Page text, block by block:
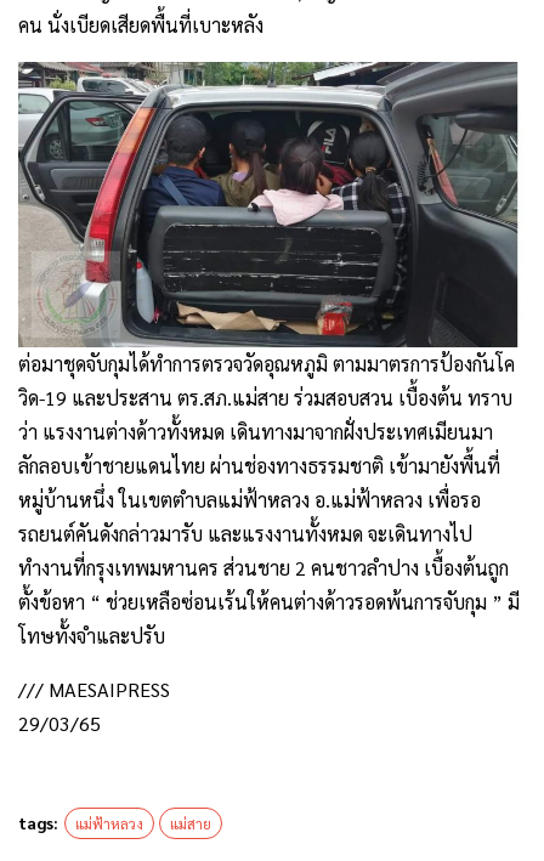
คน นั่งเบียดเสียดพื้นที่เบาะหลัง
ต่อมาชุดจับกุมได้ทำการตรวจวัดอุณหภูมิ ตามมาตรการป้องกันโค
วิด-19 และประสาน ตร.สภ.แม่สาย ร่วมสอบสวน เบื้องต้น ทราบ
ว่า แรงงานต่างด้าวทั้งหมด เดินทางมาจากฝั่งประเทศเมียนมา
ลักลอบเข้าชายแดนไทย ผ่านช่องทางธรรมชาติ เข้ามายังพื้นที่
หมู่บ้านหนึ่ง ในเขตตำบลแม่ฟ้าหลวง อ.แม่ฟ้าหลวง เพื่อรอ
รถยนต์คันดังกล่าวมารับ และแรงงานทั้งหมด จะเดินทางไป
ทำงานที่กรุงเทพมหานคร ส่วนชาย 2 คนชาวลำปาง เบื้องต้นถูก
ตั้งข้อหา “ ช่วยเหลือซ่อนเร้นให้คนต่างด้าวรอดพ้นการจับกุม ” มี
โทษทั้งจำและปรับ
/// MAESAIPRESS
29/03/65
tags: แม่ฟ้าหลวง แม่สาย